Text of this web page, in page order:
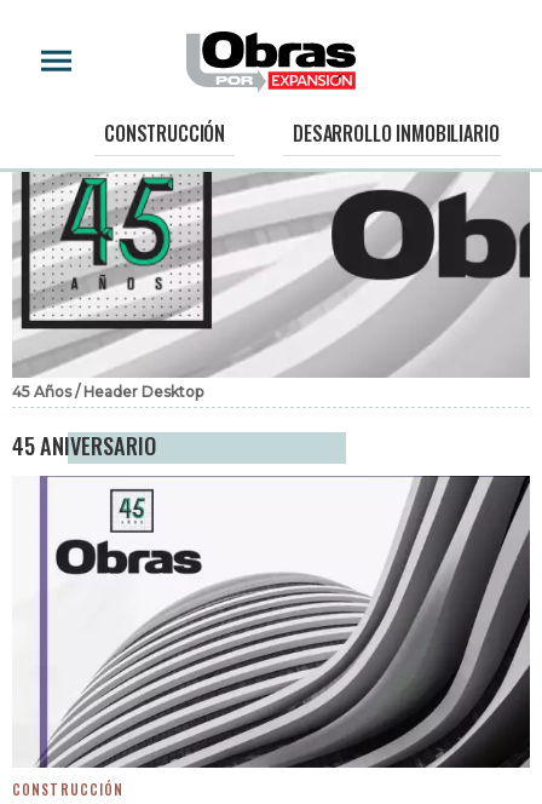
CONSTRUCCIÓN DESARROLLO INMOBILIARIO
45 Años / Header Desktop
45 ANIVERSARIO
CONSTRUCCIÓN